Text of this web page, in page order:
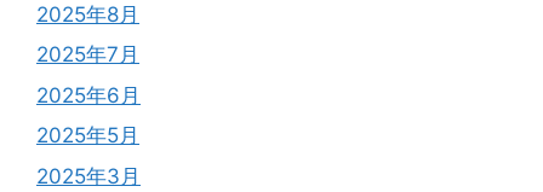
2025年8月
2025年7月
2025年6月
2025年5月
2025年3月